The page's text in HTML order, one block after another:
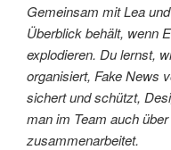
Gemeinsam mit Lea
Überblick behält, wenn
explodieren. Du lernst,
organisiert, Fake News
sichert und schützt,
man im Team auch
zusammenarbeitet.